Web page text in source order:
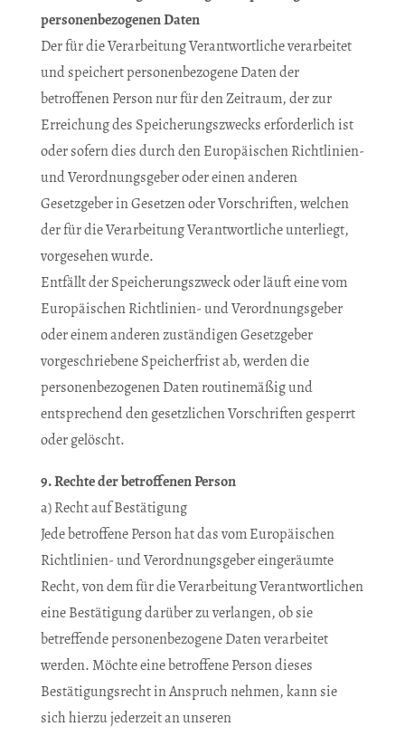
personenbezogenen Daten
Der für die Verarbeitung Verantwortliche verarbeitet
und speichert personenbezogene Daten der
betroffenen Person nur für den Zeitraum, der zur
Erreichung des Speicherungszwecks erforderlich ist
oder sofern dies durch den Europäischen Richtlinien-
und Verordnungsgeber oder einen anderen
Gesetzgeber in Gesetzen oder Vorschriften, welchen
der für die Verarbeitung Verantwortliche unterliegt,
vorgesehen wurde.
Entfällt der Speicherungszweck oder läuft eine vom
Europäischen Richtlinien- und Verordnungsgeber
oder einem anderen zuständigen Gesetzgeber
vorgeschriebene Speicherfrist ab, werden die
personenbezogenen Daten routinemäßig und
entsprechend den gesetzlichen Vorschriften gesperrt
oder gelöscht.
9. Rechte der betroffenen Person
a) Recht auf Bestätigung
Jede betroffene Person hat das vom Europäischen
Richtlinien- und Verordnungsgeber eingeräumte
Recht, von dem für die Verarbeitung Verantwortlichen
eine Bestätigung darüber zu verlangen, ob sie
betreffende personenbezogene Daten verarbeitet
werden. Möchte eine betroffene Person dieses
Bestätigungsrecht in Anspruch nehmen, kann sie
sich hierzu jederzeit an unseren